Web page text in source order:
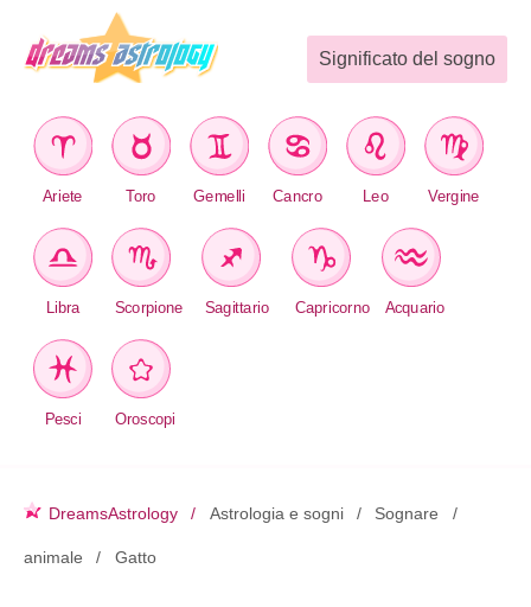
Significato del sogno
Ariete Toro Gemelli Cancro Leo Vergine
Libra Scorpione Sagittario Capricorno Acquario
Pesci Oroscopi
DreamsAstrology Astrologia e sogni Sognare
animale Gatto